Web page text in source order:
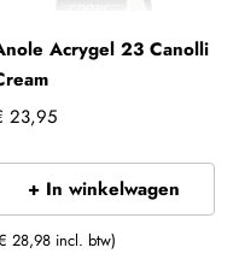
Acrygel 23 Canolli
23,95
+ In winkelwagen
28,98 incl. btw)